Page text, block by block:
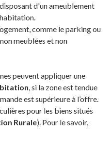
d'un ameublement
comme le parking ou
meublées et non
peuvent appliquer une
, si la zone est tendue
est supérieure à l’offre.
pour les biens situés
Rurale). Pour le savoir,